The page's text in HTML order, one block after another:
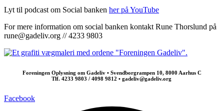
Lyt til podcast om Social banken her på YouTube
For mere information om social banken kontakt Rune Thorslund på
rune@gadeliv.org // 4233 9803
Foreningen Oplysning om Gadeliv • Svendborgrampen 10, 8000 Aarhus C
Tlf. 4233 9803 / 4098 9812 • gadeliv@gadeliv.org
Facebook